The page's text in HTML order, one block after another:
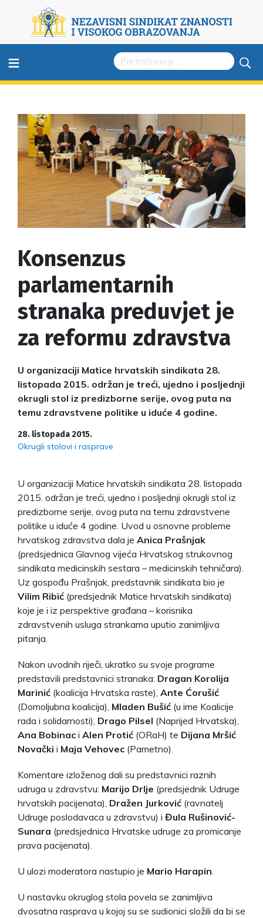
≡
Konsenzus
parlamentarnih
stranaka preduvjet je
za reformu zdravstva
U organizaciji Matice hrvatskih sindikata 28.
listopada 2015. održan je treći, ujedno i posljednji
okrugli stol iz predizborne serije, ovog puta na
temu zdravstvene politike u iduće 4 godine.
28. listopada 2015.
Okrugli stolovi i rasprave
U organizaciji Matice hrvatskih sindikata 28. listopada
2015. održan je treći, ujedno i posljednji okrugli stol iz
predizborne serije, ovog puta na temu zdravstvene
politike u iduće 4 godine. Uvod u osnovne probleme
hrvatskog zdravstva dala je Anica Prašnjak
(predsjednica Glavnog vijeća Hrvatskog strukovnog
sindikata medicinskih sestara – medicinskih tehničara).
Uz gospođu Prašnjak, predstavnik sindikata bio je
Vilim Ribić (predsjednik Matice hrvatskih sindikata)
koje je i iz perspektive građana – korisnika
zdravstvenih usluga strankama uputio zanimljiva
pitanja.
Nakon uvodnih riječi, ukratko su svoje programe
predstavili predstavnici stranaka: Dragan Korolija
Marinić (koalicija Hrvatska raste), Ante Ćorušić
(Domoljubna koalicija), Mladen Bušić (u ime Koalicije
rada i solidarnosti), Drago Pilsel (Naprijed Hrvatska),
Ana Bobinac i Alen Protić (ORaH) te Dijana Mršić
Novački i Maja Vehovec (Pametno).
Komentare izloženog dali su predstavnici raznih
udruga u zdravstvu: Marijo Drlje (predsjednik Udruge
hrvatskih pacijenata), Dražen Jurković (ravnatelj
Udruge poslodavaca u zdravstvu) i Đula Rušinović-
Sunara (predsjednica Hrvatske udruge za promicanje
prava pacijenata).
U ulozi moderatora nastupio je Mario Harapin
U nastavku okruglog stola povela se zanimljiva
dvosatna rasprava u kojoj su se sudionici složili da bi se